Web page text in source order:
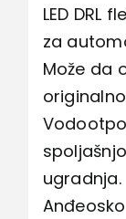
LED DRL
za
Može da
ugradnja.